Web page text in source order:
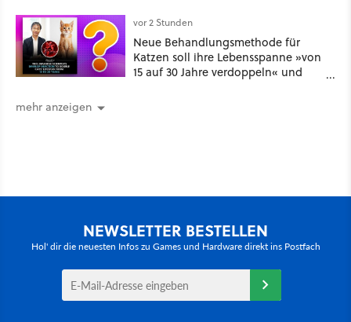
vor 2 Stunden
Neue Behandlungsmethode für
Katzen soll ihre Lebensspanne »von
15 auf 30 Jahre verdoppeln« und
mehr anzeigen
NEWSLETTER BESTELLEN
Hol' dir die neuesten Infos zu Games und Hardware direkt ins Postfach